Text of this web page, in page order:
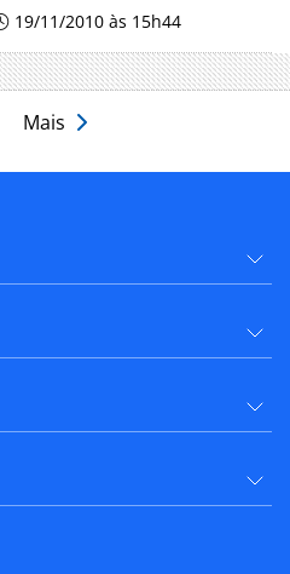
19/11/2010 às 15h44
Mais